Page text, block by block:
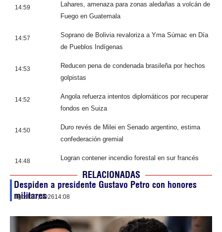
14:59
Lahares, amenaza para zonas aledañas a volcán de
Fuego en Guatemala
14:57
Soprano de Bolivia revaloriza a Yma Súmac en Día
de Pueblos Indígenas
14:53
Reducen pena de condenada brasileña por hechos
golpistas
14:52
Angola refuerza intentos diplomáticos por recuperar
fondos en Suiza
14:50
Duro revés de Milei en Senado argentino, estima
confederación gremial
14:48 Logran contener incendio forestal en sur francés
RELACIONADAS
Despiden a presidente Gustavo Petro con honores
militares
agosto 7, 202614:08